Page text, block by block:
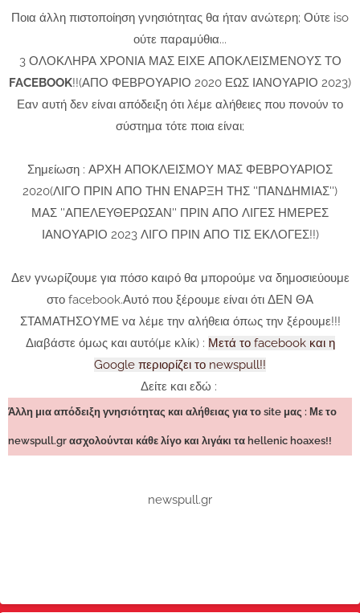
Ποια άλλη πιστοποίηση γνησιότητας θα ήταν ανώτερη; Ούτε iso
ούτε παραμύθια...
3 ΟΛΟΚΛΗΡΑ ΧΡΟΝΙΑ ΜΑΣ ΕΙΧΕ ΑΠΟΚΛΕΙΣΜΕΝΟΥΣ ΤΟ
FACEBOOK!!(ΑΠΟ ΦΕΒΡΟΥΑΡΙΟ 2020 ΕΩΣ ΙΑΝΟΥΑΡΙΟ 2023)
Εαν αυτή δεν είναι απόδειξη ότι λέμε αλήθειες που πονούν το
σύστημα τότε ποια είναι;
Σημείωση : ΑΡΧΗ ΑΠΟΚΛΕΙΣΜΟΥ ΜΑΣ ΦΕΒΡΟΥΑΡΙΟΣ
2020(ΛΙΓΟ ΠΡΙΝ ΑΠΟ ΤΗΝ ΕΝΑΡΞΗ ΤΗΣ ''ΠΑΝΔΗΜΙΑΣ'')
ΜΑΣ ''ΑΠΕΛΕΥΘΕΡΩΣΑΝ'' ΠΡΙΝ ΑΠΟ ΛΙΓΕΣ ΗΜΕΡΕΣ
ΙΑΝΟΥΑΡΙΟ 2023 ΛΙΓΟ ΠΡΙΝ ΑΠΟ ΤΙΣ ΕΚΛΟΓΕΣ!!)
Δεν γνωρίζουμε για πόσο καιρό θα μπορούμε να δημοσιεύουμε
στο facebook.Αυτό που ξέρουμε είναι ότι ΔΕΝ ΘΑ
ΣΤΑΜΑΤΗΣΟΥΜΕ να λέμε την αλήθεια όπως την ξέρουμε!!!
Διαβάστε όμως και αυτό(με κλίκ) : Μετά το facebook και η
Google περιορίζει το newspull!!
Δείτε και εδώ :
Άλλη μια απόδειξη γνησιότητας και αλήθειας για το site μας : Με το
newspull.gr ασχολούνται κάθε λίγο και λιγάκι τα hellenic hoaxes!!
newspull.gr